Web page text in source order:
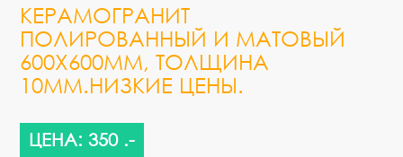
КЕРАМОГРАНИТ
ПОЛИРОВАННЫЙ И МАТОВЫЙ
600X600ММ, ТОЛЩИНА
10ММ.НИЗКИЕ ЦЕНЫ.
ЦЕНА: 350 .-